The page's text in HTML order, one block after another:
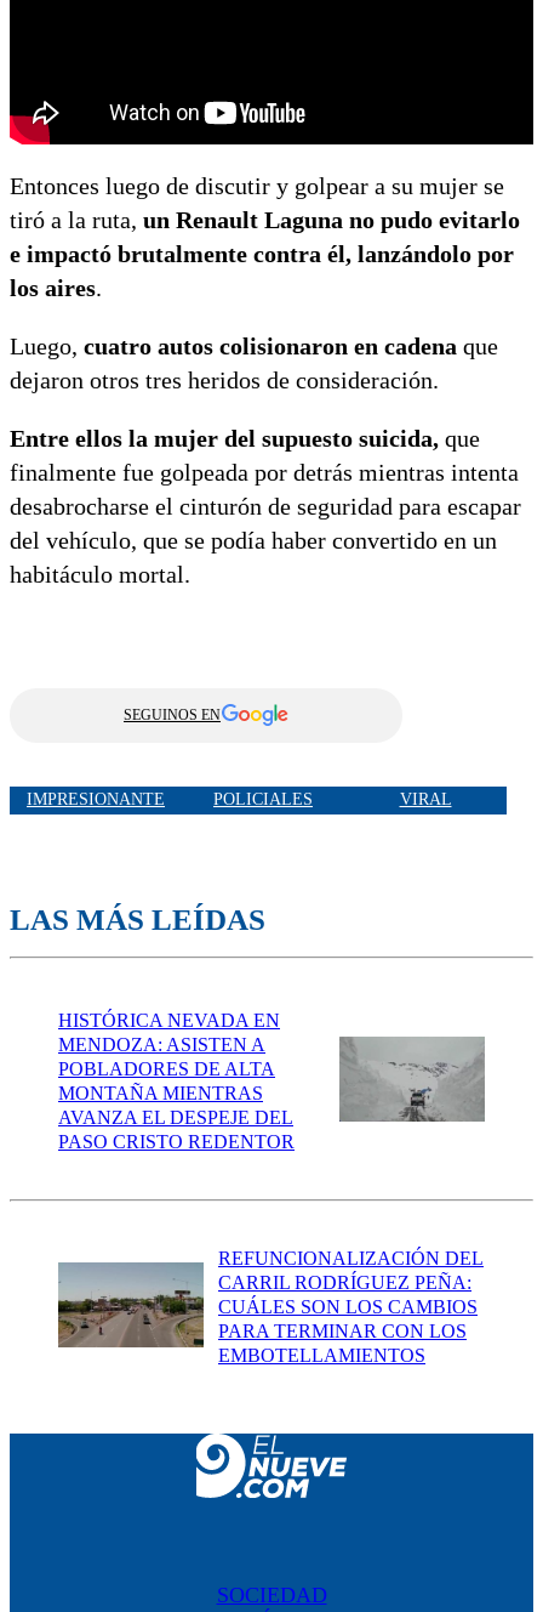
Entonces luego de discutir y golpear a su mujer se
tiró a la ruta, un Renault Laguna no pudo evitarlo
e impactó brutalmente contra él, lanzándolo por
los aires.
Luego, cuatro autos colisionaron en cadena que
dejaron otros tres heridos de consideración.
Entre ellos la mujer del supuesto suicida, que
finalmente fue golpeada por detrás mientras intenta
desabrocharse el cinturón de seguridad para escapar
del vehículo, que se podía haber convertido en un
habitáculo mortal.
SEGUINOS EN
IMPRESIONANTE POLICIALES VIRAL
LAS MÁS LEÍDAS
HISTÓRICA NEVADA EN
MENDOZA: ASISTEN A
POBLADORES DE ALTA
MONTAÑA MIENTRAS
AVANZA EL DESPEJE DEL
PASO CRISTO REDENTOR
REFUNCIONALIZACIÓN DEL
CARRIL RODRÍGUEZ PEÑA:
CUÁLES SON LOS CAMBIOS
PARA TERMINAR CON LOS
EMBOTELLAMIENTOS
SOCIEDAD